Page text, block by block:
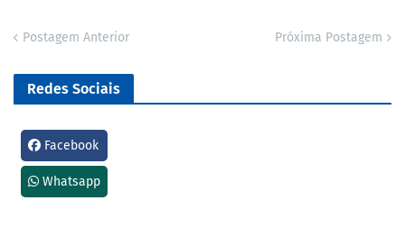
Postagem Anterior Próxima Postagem
Redes Sociais
Facebook
Whatsapp